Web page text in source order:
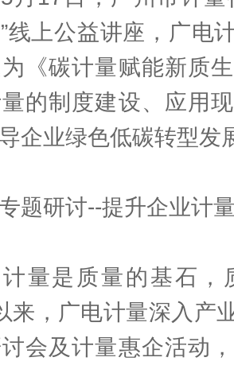
线上公益讲座，广电
《碳计量赋能新质
的制度建设、应用
企业绿色低碳转型发
研讨--提升企业计量
是质量的基石，
来，广电计量深入产
会及计量惠企活动